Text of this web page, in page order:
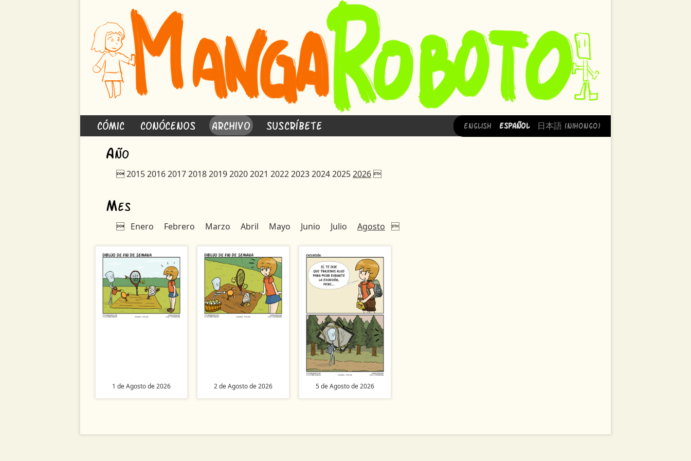
Cómic Conócenos Archivo Suscríbete English Español 日本語 (Nihongo)
Año
2015201620172018201920202021 20222023202420252026
Mes
 Enero Febrero Marzo Abril Mayo Junio Julio Agosto 
1 de Agosto de 2026 2 de Agosto de 2026 5 de Agosto de 2026